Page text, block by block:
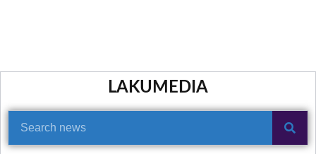
LAKUMEDIA